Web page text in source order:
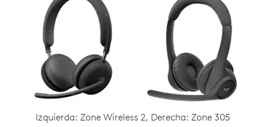
Izquierda: Zone Wireless 2, Derecha: Zone 305